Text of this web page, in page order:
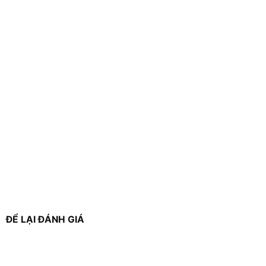
ĐỂ LẠI ĐÁNH GIÁ